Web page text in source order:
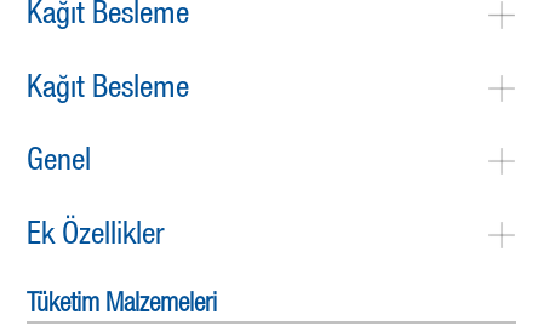
Kağıt Besleme
Kağıt Besleme
Genel
Ek Özellikler
Tüketim Malzemeleri